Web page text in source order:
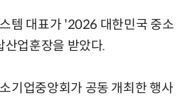
템 대표가 '2026 대한민국 중소
업훈장을 받았다.
기업중앙회가 공동 개최한 행사